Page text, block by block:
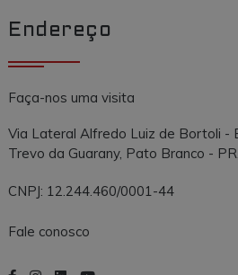
Endereço
Faça-nos uma visita
Via Lateral Alfredo Luiz de Bortoli -
Trevo da Guarany, Pato Branco -
CNPJ: 12.244.460/0001-44
Fale conosco